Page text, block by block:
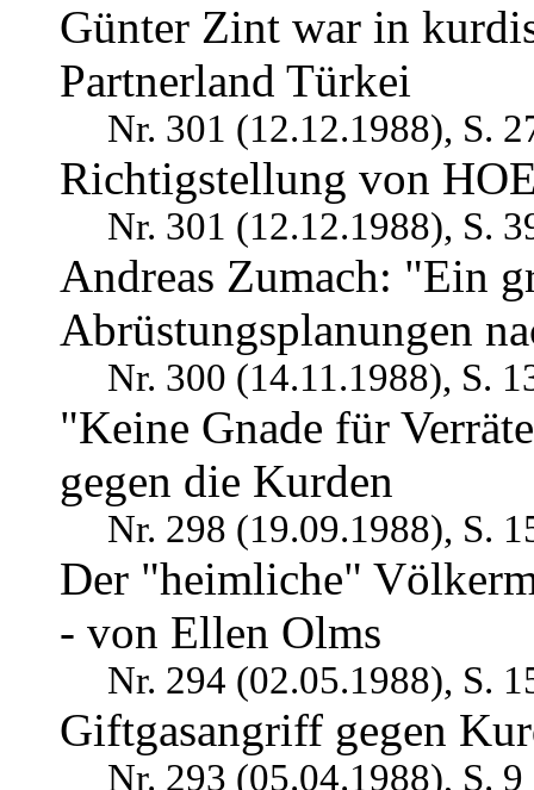
Günter Zint war in
Partnerland Türkei
Nr. 301 (12.12.1988), S.
Richtigstellung von
Nr. 301 (12.12.1988), S.
Andreas Zumach: "Ein
Abrüstungsplanungen
Nr. 300 (14.11.1988), S.
"Keine Gnade für
gegen die Kurden
Nr. 298 (19.09.1988), S.
Der "heimliche"
- von Ellen Olms
Nr. 294 (02.05.1988), S.
Giftgasangriff gegen
Nr. 293 (05.04.1988), S. 9